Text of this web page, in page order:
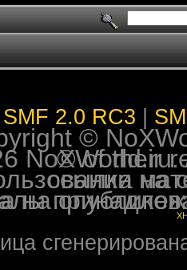
2.0 RC3
©
© 2009-2026 NoXWorld.ru. All
При использовании
на форуме